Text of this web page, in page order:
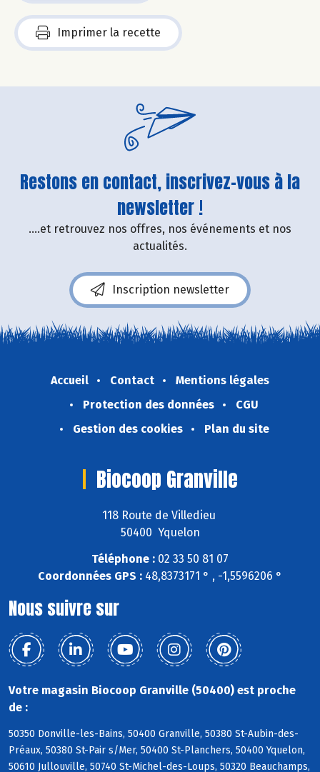
Imprimer la recette
Restons en contact, inscrivez-vous à la
newsletter !
....et retrouvez nos offres, nos événements et nos
actualités.
Inscription newsletter
Accueil Contact
Mentions légales
Protection des données
CGU
Gestion des cookies
Plan du site
Biocoop Granville
118 Route de Villedieu
50400 Yquelon
Téléphone : 02 33 50 81 07
Coordonnées GPS : 48,8373171 ° , -1,5596206 °
Nous suivre sur
Votre magasin Biocoop Granville (50400) est proche
de :
50350 Donville-les-Bains, 50400 Granville, 50380 St-Aubin-des-
Préaux, 50380 St-Pair s/Mer, 50400 St-Planchers, 50400 Yquelon,
50610 Jullouville, 50740 St-Michel-des-Loups, 50320 Beauchamps,